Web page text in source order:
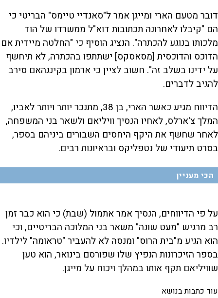
דובר מטעם הארי ומייגן אמר ל"סאנדיי טיימס" הבריטי כי
הם "קיבלו לאחרונה תכתובות דוא"ל ממשרדו של הוד
מלכותו בנוגע להכתרה". הנציג הוסיף כי "החלטה מיידית אם
הדוכס והדוכסית [מסאסקס] ישתתפו בהכתרה, לא תיחשף
על ידינו בשלב זה". חשוב לציין כי ארמון בקינגהאם סירב
להגיב לדברים.
הדיווח מגיע כאשר הארי, בן 38, מתנכר יותר ויותר לאביו,
המלך צ'ארלס, לאחיו הנסיך וויליאם ולשאר בני המשפחה,
לאחר שחשף את היקף היחסים השבורים ביניהם בספר,
בסרט תיעודי של נטפליקס ובראיונות רבים.
הכי מעניין
על פי הדיווחים, הנסיך אמר אתמול (שבת) כי הוא כבר זמן
רב מרגיש "מעט שונה" משאר בני המלוכה הבריטיים, וכי
הוא הגיע מ"בית הרוס" ומנסה לא להעביר "טראומה" לילדיו.
בספר הזיכרונות הנפיץ שלו שפורסם בינואר, הוא טען
שוויליאם תקף אותו במהלך ויכוח על מייגן.
עוד כתבות בנושא